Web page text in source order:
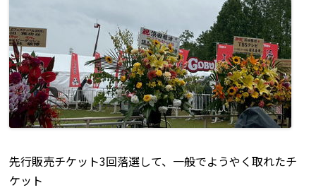
先行販売チケット3回落選して、一般でようやく取れたチ
ケット